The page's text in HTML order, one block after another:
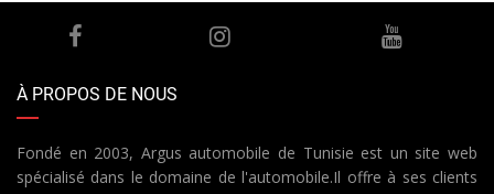
À PROPOS DE NOUS
Fondé en 2003, Argus automobile de Tunisie est un site web
spécialisé dans le domaine de l'automobile.Il offre à ses clients